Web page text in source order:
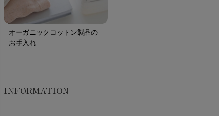
オーガニックコットン製品の
お手入れ
INFORMATION